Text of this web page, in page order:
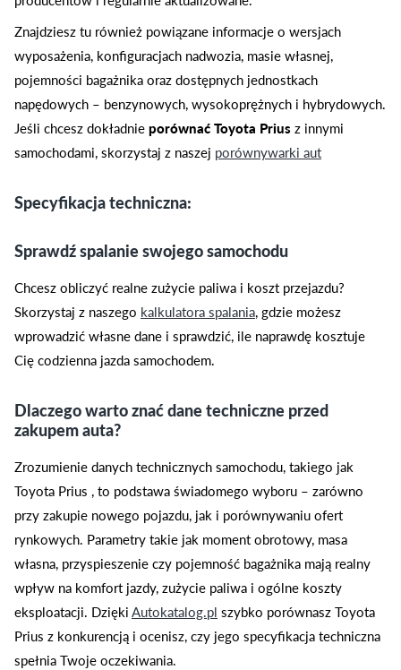
Znajdziesz tu również powiązane informacje o wersjach
wyposażenia, konfiguracjach nadwozia, masie własnej,
pojemności bagażnika oraz dostępnych jednostkach
napędowych – benzynowych, wysokoprężnych i hybrydowych.
Jeśli chcesz dokładnieporównać Toyota Priusz innymi
samochodami, skorzystaj z naszej porównywarki aut
Specyfikacja techniczna:
Sprawdź spalanie swojego samochodu
Chcesz obliczyć realne zużycie paliwa i koszt przejazdu?
Skorzystaj z naszego kalkulatora spalania, gdzie możesz
wprowadzić własne dane i sprawdzić, ile naprawdę kosztuje
Cię codzienna jazda samochodem.
Dlaczego warto znać dane techniczne przed
zakupem auta?
Zrozumienie danych technicznych samochodu, takiego jak
Toyota Prius , to podstawa świadomego wyboru – zarówno
przy zakupie nowego pojazdu, jak i porównywaniu ofert
rynkowych. Parametry takie jak moment obrotowy, masa
własna, przyspieszenie czy pojemność bagażnika mają realny
wpływ na komfort jazdy, zużycie paliwa i ogólne koszty
eksploatacji. DziękiAutokatalog.pl szybko porównasz Toyota
Prius z konkurencją i ocenisz, czy jego specyfikacja techniczna
spełnia Twoje oczekiwania.